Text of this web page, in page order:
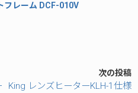
フレーム DCF-010V
次の投稿
King レンズヒーターKLH-1仕様